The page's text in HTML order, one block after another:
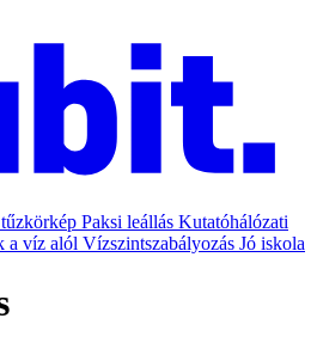
Paksi leállás Kutatóhálózati
a víz alól Vízszintszabályozás Jó iskola